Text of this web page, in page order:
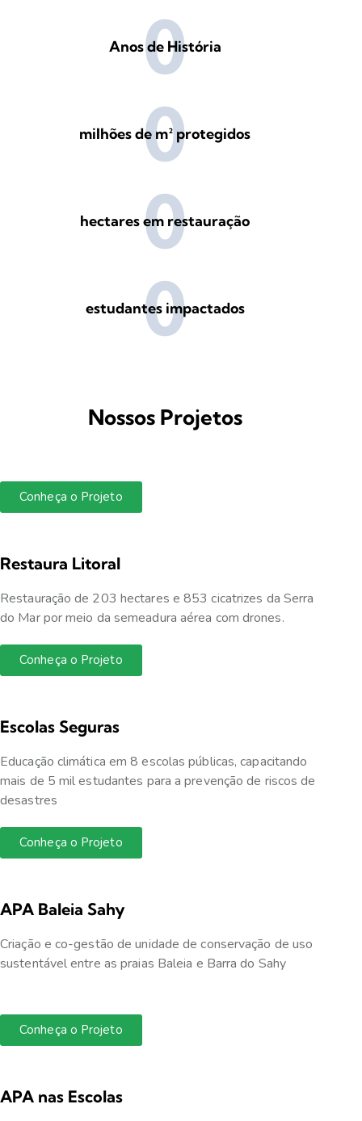
0
Anos de História
0
milhões de m² protegidos
0
hectares em restauração
0
estudantes impactados
Nossos Projetos
Conheça o Projeto
Restaura Litoral
Restauração de 203 hectares e 853 cicatrizes da Serra
do Mar por meio da semeadura aérea com drones.
Conheça o Projeto
Escolas Seguras
Educação climática em 8 escolas públicas, capacitando
mais de 5 mil estudantes para a prevenção de riscos de
desastres
Conheça o Projeto
APA Baleia Sahy
Criação e co-gestão de unidade de conservação de uso
sustentável entre as praias Baleia e Barra do Sahy
Conheça o Projeto
APA nas Escolas